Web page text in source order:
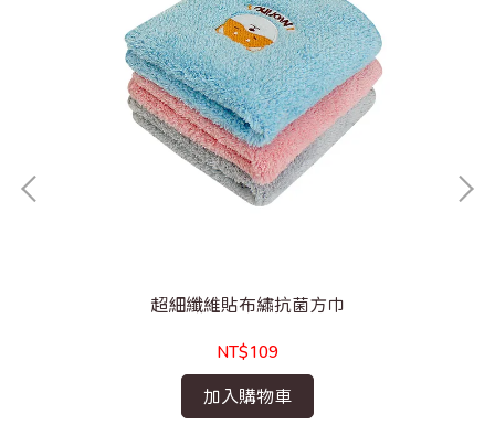
超細纖維貼布繡抗菌方巾
NT$109
加入購物車